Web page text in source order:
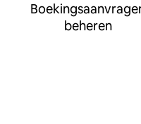
beheren